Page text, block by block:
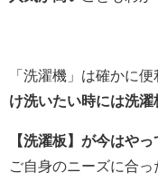
「洗濯機」は確かに
け洗いたい時には洗濯
【洗濯板】が今はや
ご自身のニーズに合っ